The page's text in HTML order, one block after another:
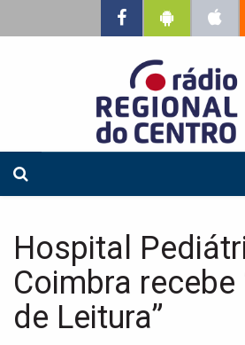
Hospital
Coimbra recebe
de Leitura”